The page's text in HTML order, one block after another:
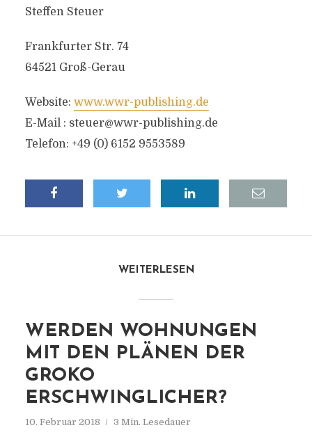
Steffen Steuer
Frankfurter Str. 74
64521 Groß-Gerau
Website: www.wwr-publishing.de
E-Mail : steuer@wwr-publishing.de
Telefon: +49 (0) 6152 9553589
WEITERLESEN
WERDEN WOHNUNGEN
MIT DEN PLÄNEN DER
GROKO
ERSCHWINGLICHER?
10. Februar 2018 3 Min. Lesedauer